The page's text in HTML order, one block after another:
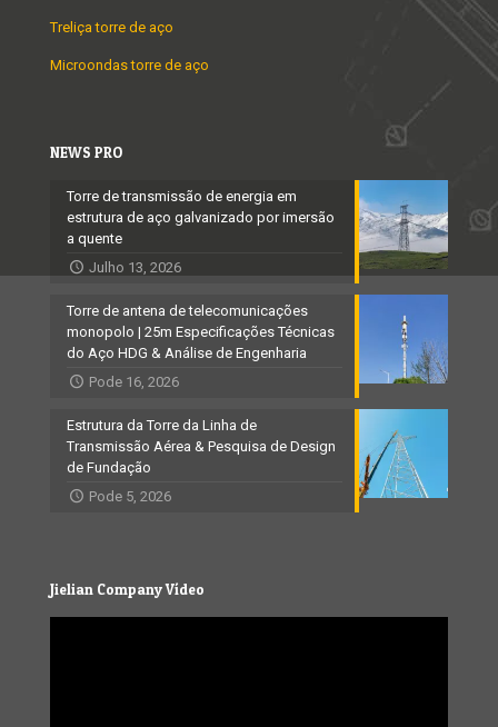
Treliça torre de aço
Microondas torre de aço
NEWS PRO
Torre de transmissão de energia em
estrutura de aço galvanizado por imersão
a quente
Julho 13, 2026
Torre de antena de telecomunicações
monopolo | 25m Especificações Técnicas
do Aço HDG & Análise de Engenharia
Pode 16, 2026
Estrutura da Torre da Linha de
Transmissão Aérea & Pesquisa de Design
de Fundação
Pode 5, 2026
Jielian Company Vídeo